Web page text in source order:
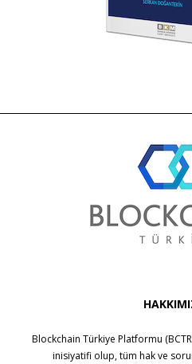
Blockchain Türkiye Platformu
inisiyatifi olup, tüm hak ve